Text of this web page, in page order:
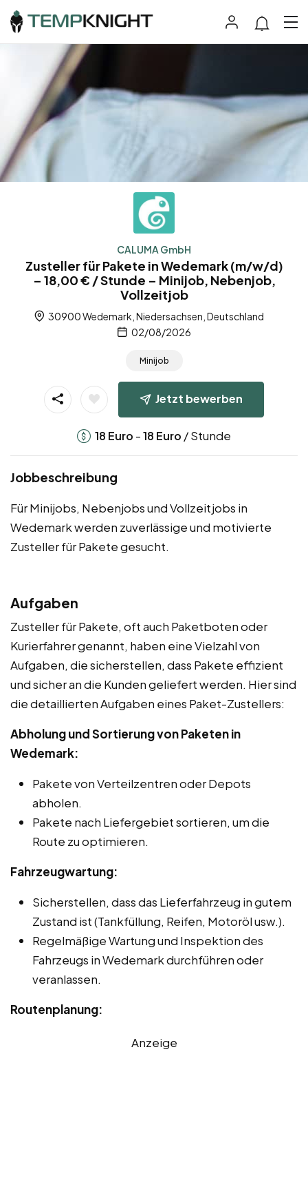
CALUMA GmbH
Zusteller für Pakete in Wedemark (m/w/d)
– 18,00 € / Stunde – Minijob, Nebenjob,
Vollzeitjob
30900 Wedemark, Niedersachsen, Deutschland
02/08/2026
Minijob
Jetzt bewerben
18 Euro -18 Euro / Stunde
Jobbeschreibung
Für Minijobs, Nebenjobs und Vollzeitjobs in
Wedemark werden zuverlässige und motivierte
Zusteller für Pakete gesucht.
Aufgaben
Zusteller für Pakete, oft auch Paketboten oder
Kurierfahrer genannt, haben eine Vielzahl von
Aufgaben, die sicherstellen, dass Pakete effizient
und sicher an die Kunden geliefert werden. Hier sind
die detaillierten Aufgaben eines Paket-Zustellers:
Abholung und Sortierung von Paketen in
Wedemark:
Pakete von Verteilzentren oder Depots
abholen.
Pakete nach Liefergebiet sortieren, um die
Route zu optimieren.
Fahrzeugwartung:
Sicherstellen, dass das Lieferfahrzeug in gutem
Zustand ist (Tankfüllung, Reifen, Motoröl usw.).
Regelmäßige Wartung und Inspektion des
Fahrzeugs in Wedemark durchführen oder
veranlassen.
Routenplanung:
Anzeige